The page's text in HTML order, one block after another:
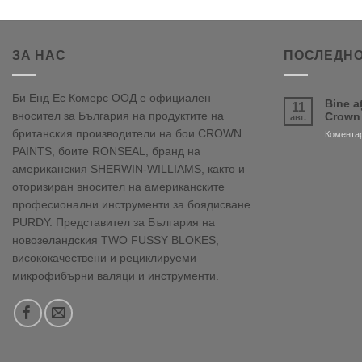
ЗА НАС
Би Енд Ес Комерс ООД е официален
вносител за България на продуктите на
британския производители на бои CROWN
PAINTS, боите RONSEAL, бранд на
американския SHERWIN-WILLIAMS, както и
оторизиран вносител на американските
професионални инструменти за боядисване
PURDY. Представител за България на
новозеландския TWO FUSSY BLOKES,
висококачествени и рециклируеми
микрофибърни валяци и инструменти.
11
авг.
Bine
Crown